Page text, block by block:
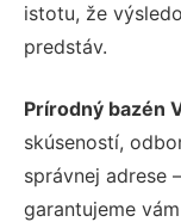
istotu, že
predstáv.
Prírodný bazén
skúseností,
správnej adrese
garantujeme